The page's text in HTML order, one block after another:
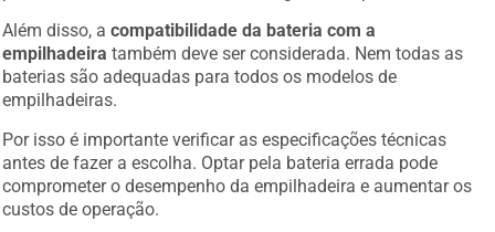
Além disso, acompatibilidade da bateria com a
empilhadeira também deve ser considerada. Nem todas as
baterias são adequadas para todos os modelos de
empilhadeiras.
Por isso é importante verificar as especificações técnicas
antes de fazer a escolha. Optar pela bateria errada pode
comprometer o desempenho da empilhadeira e aumentar os
custos de operação.